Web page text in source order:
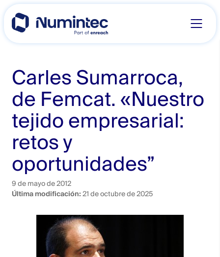
Skip
content
Carles Sumarroca,
de Femcat. «‎Nuestro
tejido empresarial:
retos y
oportunidades”‎
9 de mayo de 2012
Última modificación: 21 de octubre de 2025